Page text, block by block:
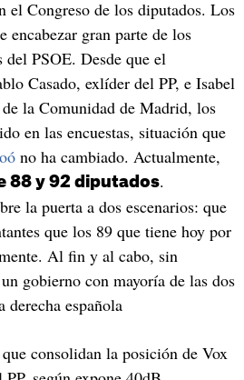
el Congreso de los diputados. Los
encabezar gran parte de los
del PSOE. Desde que el
Casado, exlíder del PP, e Isabel
la Comunidad de Madrid, los
en las encuestas, situación que
no ha cambiado. Actualmente,
88 y 92 diputados.
la puerta a dos escenarios: que
que los 89 que tiene hoy por
Al fin y al cabo, sin
gobierno con mayoría de las dos
derecha española
consolidan la posición de Vox